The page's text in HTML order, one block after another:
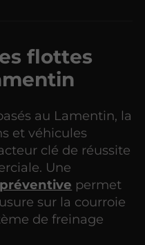
flottes
au Lamentin, la
et véhicules
clé de réussite
Une
permet
sur la courroie
de freinage